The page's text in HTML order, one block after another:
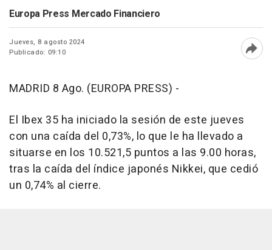
Europa Press Mercado Financiero
Jueves, 8 agosto 2024
Publicado: 09:10
MADRID 8 Ago. (EUROPA PRESS) -
El Ibex 35 ha iniciado la sesión de este jueves
con una caída del 0,73%, lo que le ha llevado a
situarse en los 10.521,5 puntos a las 9.00 horas,
tras la caída del índice japonés Nikkei, que cedió
un 0,74% al cierre.